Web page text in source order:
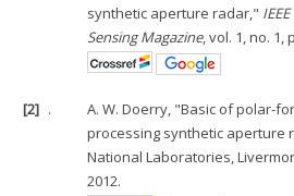
synthetic aperture radar,"
Sensing Magazine, vol. 1, no. 1,
[2] .
A. W. Doerry, "Basic of polar-
processing synthetic aperture
National Laboratories,
2012.